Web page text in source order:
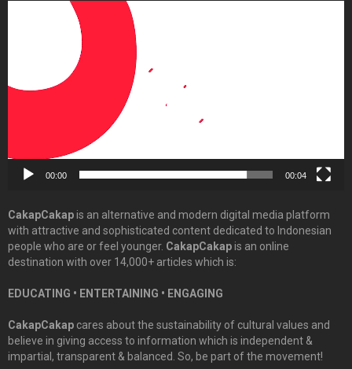
00:00 00:04
CakapCakapis an alternative and modern digital media platform
with attractive and sophisticated content dedicated to Indonesian
people who are or feel younger. CakapCakapis an online
destination with over 14,000+ articles which is:
EDUCATING • ENTERTAINING • ENGAGING
CakapCakap cares about the sustainability of cultural values and
believe in giving access to information which is independent &
impartial, transparent & balanced. So, be part of the movement!